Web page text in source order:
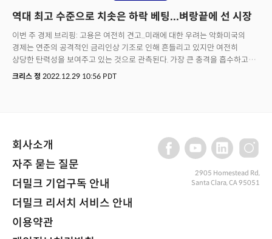
역대 최고 수준으로 치솟은 하락 베팅...벼랑끝에 선 시장
이번 주 경제 브리핑: 고용은 여전히 견고...미래에 대한 우려는 악화미국의
경제는 연준의 공격적인 금리인상 기조로 인해 흔들리고 있지만 여전히
상당한 탄력성을 보여주고 있는 것으로 관측된다. 가장 큰 충격을 흡수하고
있는 부문은 역시 주택시장으로 미래 주택 판매의 선행지표로 인식되는
부진을 이어갔다. 달라스 연은이 조사한 제조업 기업 활동은 11월의
-14.4에서 -18.8로 더 악화됐다. 신규주문이 7개월 연속 마이너스를 기록하는
등 부진했지만 전반적으로 주문과 생산이 회복을 보이면서 긍정적인 시그널도
관측됐다.리치몬드 연은 역시 긍정적인 고용지수와 함께 임금이 25에서 37로
선적과 신규주문, 고용이 모두 개선됐으나 향후 경기 기대는 -20까지
하락하면서 비관적인 기업들이 크게 증가했다. 고용은 여전히 견고했다.
고용지표가 모두 강력하게 나타났고 신규 실업수당 청구도 역사적으로 가장
크리스 정 2022.12.29 10:56 PDT
회사소개
자주 묻는 질문
더밀크 기업구독 안내
더밀크 리서치 서비스 안내
이용약관
2905 Homestead Rd,
Santa Clara, CA 95051